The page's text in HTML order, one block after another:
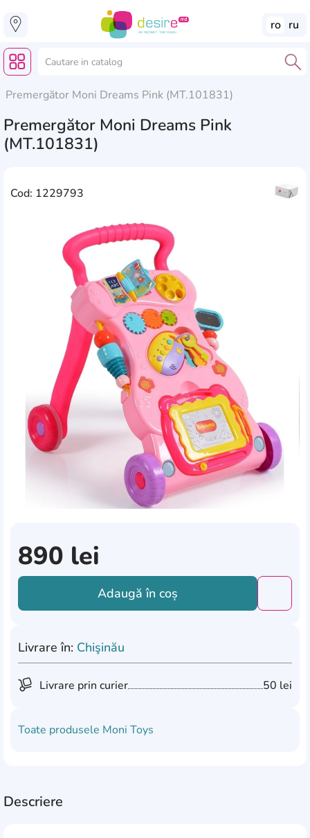
ro ru
Premergător Moni Dreams Pink (MT.101831)
Premergător Moni Dreams Pink
(MT.101831)
Cod: 1229793
890 lei
Adaugă în coș
Livrare în: Chişinău
Livrare prin curier 50 lei
Toate produsele Moni Toys
Descriere